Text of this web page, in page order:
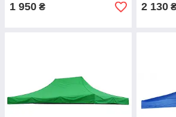
1 950 ₴ 2 130